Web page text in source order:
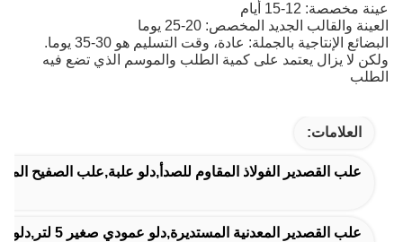
عينة مخصصة: 12-15 أيام
العينة والقالب الجديد المخصص: 20-25 يوما
البضائع الإنتاجية بالجملة: عادة، وقت التسليم هو 30-35 يوما.
ولكن لا يزال يعتمد على كمية الطلب والموسم الذي تضع فيه
الطلب
العلامات:
علب القصدير الفولاذ المقاوم للصدأ,دلو علبة,علب الصفيح
علب القصدير المعدنية المستديرة,دلو عمودي صغير 5 لتر,دلو صغيرة من القصدير مع مقبض